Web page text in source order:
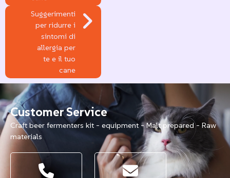
Suggerimenti
per ridurre i
sintomi di
allergia per
te e il tuo
cane
Customer Service
Craft beer fermenters kit - equipment - Malt prepared - Raw
materials